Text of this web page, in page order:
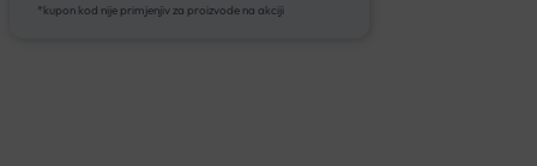
*kupon kod nije primjenjiv za proizvode na akciji